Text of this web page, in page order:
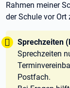
Rahmen meiner
der Schule vor Ort
Tipp:
Sprechzeiten
Sprechzeiten
Postfach.